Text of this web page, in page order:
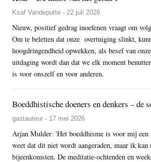
Ksaf Vandeputte - 22 juli 2026
Nieuw, positief gedrag inoefenen vraagt om
Om te beletten dat onze overtuiging slinkt,
hoogdringendheid opwekken, als besef van
uitdaging wordt dan dat we elk moment
is voor onszelf en voor anderen.
Boeddhistische doeners en denkers – de
gastauteur - 17 mei 2026
Arjan Mulder: 'Het boeddhisme is voor mij
weet dat dit niet wordt aangeraden, maar ik kan
bijeenkomsten. De meditatie-ochtenden en